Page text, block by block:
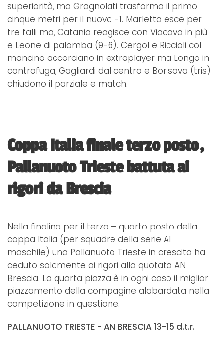
superiorità, ma Gragnolati trasforma il primo
cinque metri per il nuovo -1. Marletta esce per
tre falli ma, Catania reagisce con Viacava in più
e Leone di palomba (9-6). Cergol e Riccioli col
mancino accorciano in extraplayer ma Longo in
controfuga, Gagliardi dal centro e Borisova (tris)
chiudono il parziale e match.
Coppa Italia finale terzo posto,
Pallanuoto Trieste battuta ai
rigori da Brescia
Nella finalina per il terzo – quarto posto della
coppa Italia (per squadre della serie A1
maschile) una Pallanuoto Trieste in crescita ha
ceduto solamente ai rigori alla quotata AN
Brescia. La quarta piazza è in ogni caso il miglior
piazzamento della compagine alabardata nella
competizione in questione.
PALLANUOTO TRIESTE - AN BRESCIA 13-15 d.t.r.